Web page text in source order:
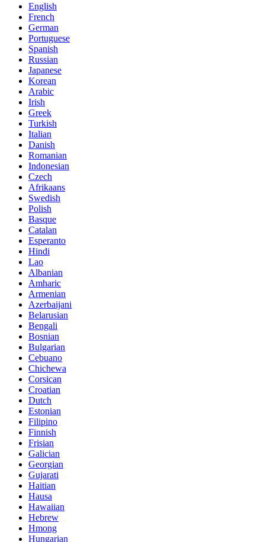
English
French
German
Portuguese
Spanish
Russian
Japanese
Korean
Arabic
Irish
Greek
Turkish
Italian
Danish
Romanian
Indonesian
Czech
Afrikaans
Swedish
Polish
Basque
Catalan
Esperanto
Hindi
Lao
Albanian
Amharic
Armenian
Azerbaijani
Belarusian
Bengali
Bosnian
Bulgarian
Cebuano
Chichewa
Corsican
Croatian
Dutch
Estonian
Filipino
Finnish
Frisian
Galician
Georgian
Gujarati
Haitian
Hausa
Hawaiian
Hebrew
Hmong
Hungarian